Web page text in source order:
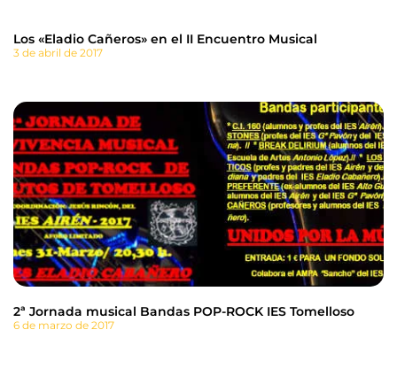
Los «Eladio Cañeros» en el II Encuentro Musical
3 de abril de 2017
2ª Jornada musical Bandas POP-ROCK IES Tomelloso
6 de marzo de 2017